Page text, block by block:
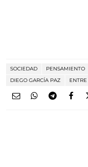
SOCIEDAD PENSAMIENTO
DIEGO GARCÍA PAZ